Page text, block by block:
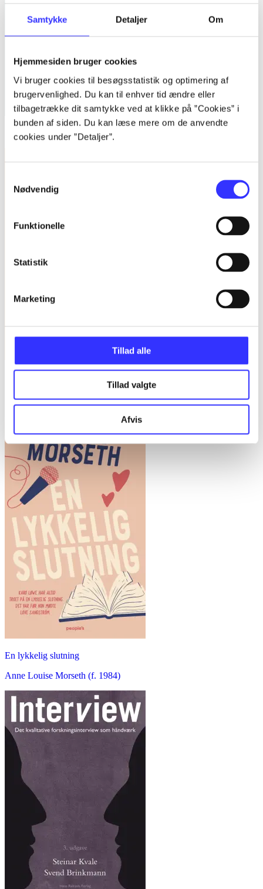
Samtykke Detaljer Om
Hjemmesiden bruger cookies
Vi bruger cookies til besøgsstatistik og optimering af
brugervenlighed. Du kan til enhver tid ændre eller
tilbagetrække dit samtykke ved at klikke på ”Cookies” i
bunden af siden. Du kan læse mere om de anvendte
cookies under ”Detaljer”.
Nødvendig
Funktionelle
Statistik
Marketing
Tillad alle
Tillad valgte
Afvis
Kvalitative metoder : en grundbog
Bent Flyvbjerg
En lykkelig slutning
Anne Louise Morseth (f. 1984)